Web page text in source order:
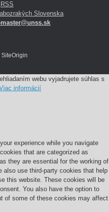
RSS
Slovenska
SiteOrigin
webu vyjadrujete súhlas s
informácií
experience while you navigate
that are categorized as
they are essential for the working of
also use third-party cookies that help
this website. These cookies will be
You also have the option to
of some of these cookies may affect